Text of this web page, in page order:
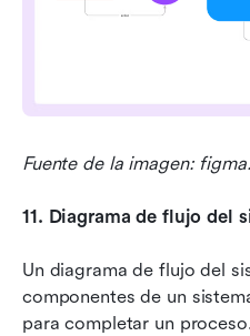
Fuente de la imagen:
11. Diagrama de flujo del
Un diagrama de flujo del
componentes de un
para completar un